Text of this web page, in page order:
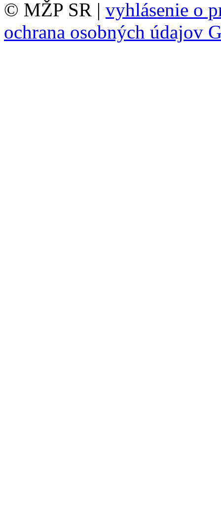
© MŽP SR | vyhlásenie o
ochrana osobných údajov